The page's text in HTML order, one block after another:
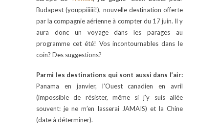
Budapest (youppiiiiii!), nouvelle destination offerte
par la compagnie aérienne à compter du 17 juin. Il y
aura donc un voyage dans les parages au
programme cet été! Vos incontournables dans le
coin? Des suggestions?
Parmi les destinations qui sont aussi dans l’air:
Panama en janvier, l’Ouest canadien en avril
(impossible de résister, même si j’y suis allée
souvent: je ne m’en lasserai JAMAIS) et la Chine
(date à déterminer).